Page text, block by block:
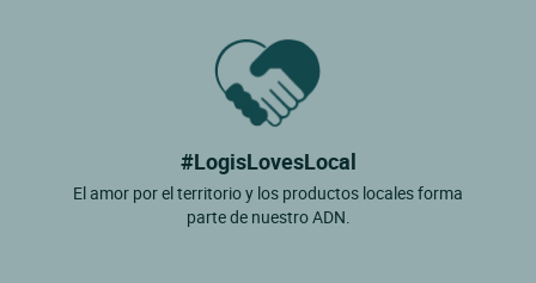
#LogisLovesLocal
El amor por el territorio y los productos locales forma
parte de nuestro ADN.